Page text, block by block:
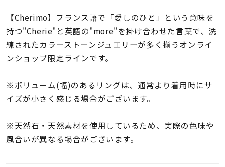
メンズ
リングサイズ
～
価格
在庫 在庫ありのみ すべて表示
【Cherimo】フランス語で「愛しのひと」という意味を
持つ"Cherie"と英語の"more"を掛け合わせた言葉で、洗
練されたカラーストーンジュエリーが多く揃うオンライ
ンショップ限定ラインです。
※ボリューム(幅)のあるリングは、通常より着用時にサ
イズが小さく感じる場合がございます。
※天然石・天然素材を使用しているため、実際の色味や
風合いが異なる場合がございます。